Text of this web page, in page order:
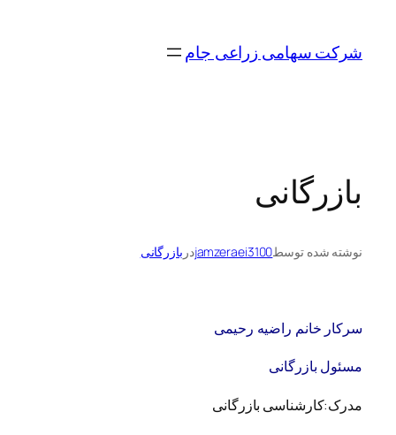
محتواشرکت سهامی زراعی جام
بازرگانی
نوشته شده توسطjamzeraei3100در بازرگانی
سرکار خانم راضیه رحیمی
مسئول بازرگانی
مدرک:کارشناسی بازرگانی